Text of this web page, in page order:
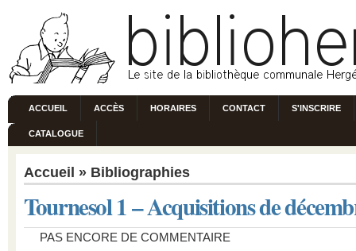
ACCUEIL ACCÈS HORAIRES CONTACT S'INSCRIRE
CATALOGUE
Accueil » Bibliographies
Tournesol 1 – Acquisitions de
PAS ENCORE DE COMMENTAIRE